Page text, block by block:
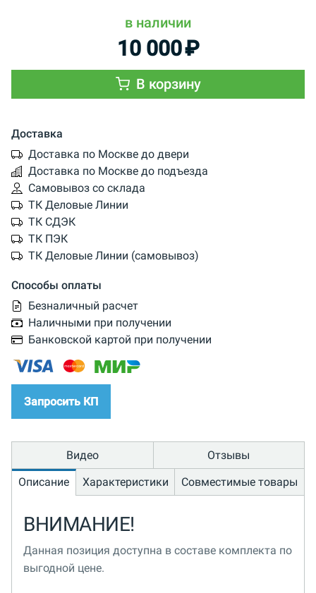
в наличии
10 000₽
В корзину
Доставка
Доставка по Москве до двери
Доставка по Москве до подъезда
Самовывоз со склада
ТК Деловые Линии
ТК СДЭК
ТК ПЭК
ТК Деловые Линии (самовывоз)
Способы оплаты
Безналичный расчет
Наличными при получении
Банковской картой при получении
Запросить КП
Видео
Отзывы
Описание
Характеристики Совместимые товары
ВНИМАНИЕ!
Данная позиция доступна в составе комплекта по
выгодной цене.